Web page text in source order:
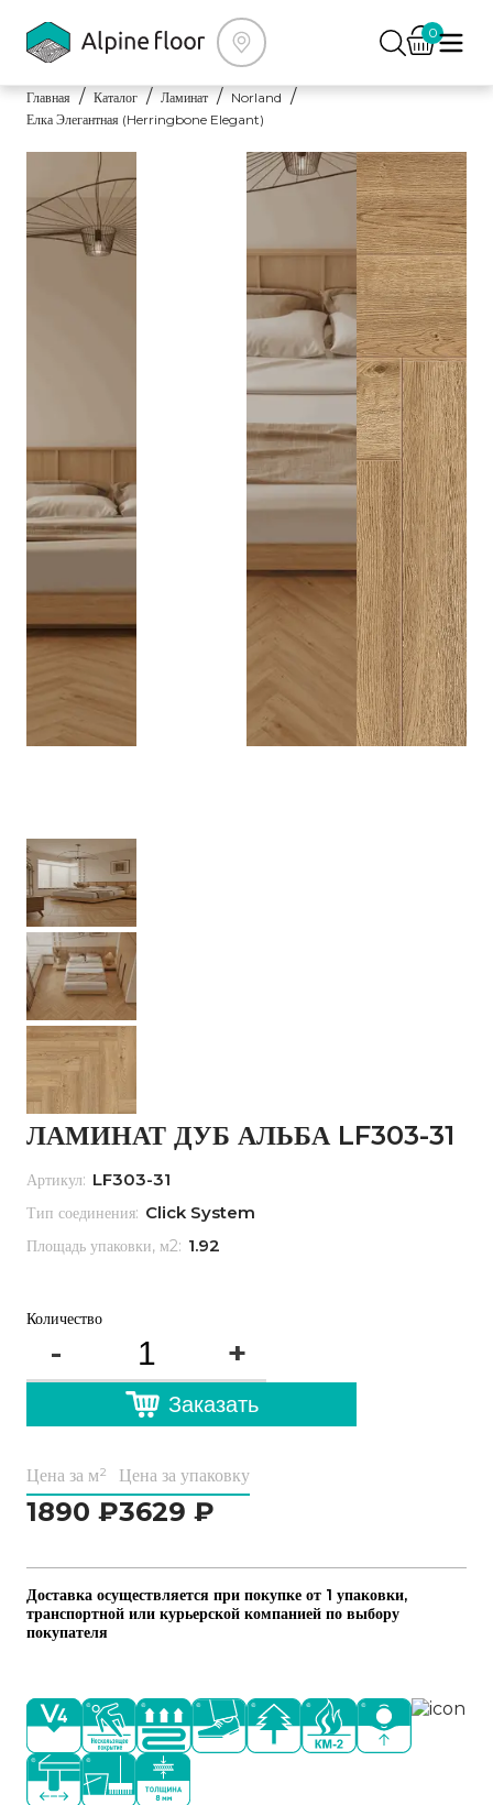
0
Главная Каталог Ламинат
Norland
Елка Элегантная (Herringbone Elegant)
ЛАМИНАТ ДУБ АЛЬБА LF303-31
Артикул: LF303-31
Тип соединения: Click System
Площадь упаковки, м2: 1.92
Количество
- +
Заказать
Цена за м²
1890 ₽
Цена за упаковку
3629 ₽
Доставка осуществляется при покупке от 1 упаковки,
транспортной или курьерской компанией по выбору
покупателя